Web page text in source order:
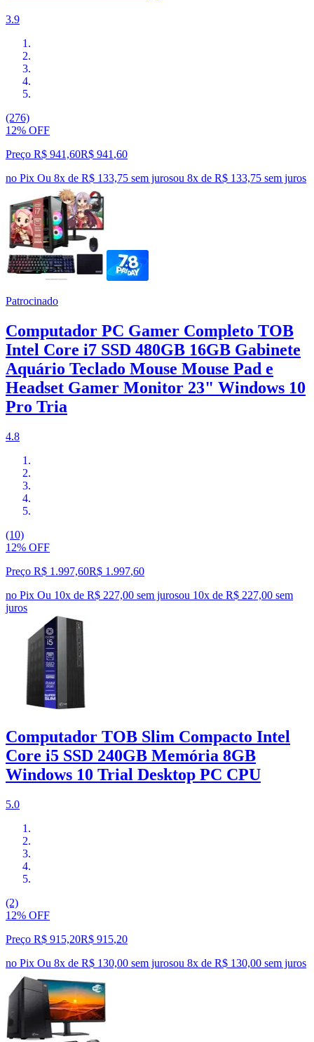
3.9
(276)
12% OFF
Preço R$ 941,60R$ 941 ,60
no Pix Ou 8x de R$ 133,75 sem jurosou 8x de R$ 133,75 sem juros
Patrocinado
Computador PC Gamer Completo TOB
Intel Core i7 SSD 480GB 16GB Gabinete
Aquário Teclado Mouse Mouse Pad e
Headset Gamer Monitor 23" Windows 10
Pro Tria
4.8
(10)
12% OFF
Preço R$ 1.997,60R$ 1.997,60
no Pix Ou 10x de R$ 227,00 sem jurosou 10x de R$ 227,00 sem
juros
Computador TOB Slim Compacto Intel
Core i5 SSD 240GB Memória 8GB
Windows 10 Trial Desktop PC CPU
5.0
(2)
12% OFF
Preço R$ 915,20R$ 915,20
no Pix Ou 8x de R$ 130,00 sem jurosou 8x de R$ 130,00 sem juros